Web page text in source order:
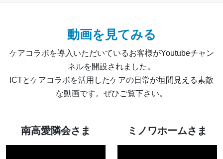
動画を見てみる
ケアコラボを導入いただいているお客様がYoutubeチャン
ネルを開設されました。
ICTとケアコラボを活用したケアの日常が垣間見える素敵
な動画です。ぜひご覧下さい。
南高愛隣会さま ミノワホームさま